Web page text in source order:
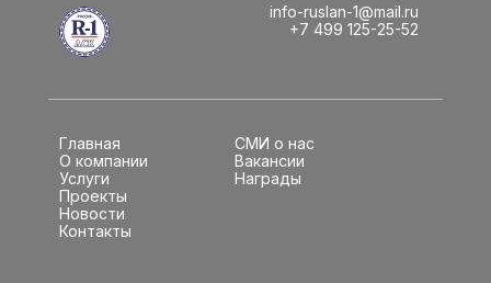
СМИ о нас
Вакансии
Награды
Главная
О компании
Услуги
Проекты
Новости
Контакты
info-ruslan-1@mail.ru
+7 499 125-25-52